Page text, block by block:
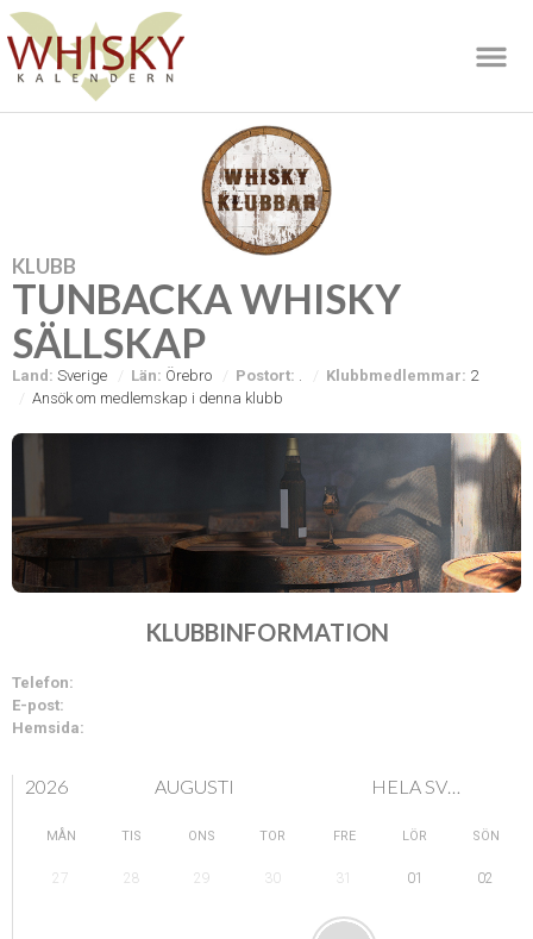
KLUBB
TUNBACKA WHISKY
SÄLLSKAP
Land: Sverige Län: Örebro Postort: . Klubbmedlemmar: 2
Ansök om medlemskap i denna klubb
KLUBBINFORMATION
Telefon:
E-post:
Hemsida:
2026 AUGUSTI HELA SVERIGE
MÅN TIS ONS TOR FRE LÖR SÖN
27 28 29 30 31 01 02